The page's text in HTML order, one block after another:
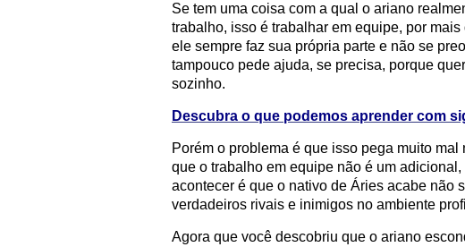
Se tem uma coisa com a qual o ariano
trabalho, isso é trabalhar em equipe, por
ele sempre faz sua própria parte e não se
tampouco pede ajuda, se precisa, porque
sozinho.
Descubra o que podemos aprender com
Porém o problema é que isso pega muito
que o trabalho em equipe não é um
acontecer é que o nativo de Áries acabe não
verdadeiros rivais e inimigos no ambiente
Agora que você descobriu que o ariano